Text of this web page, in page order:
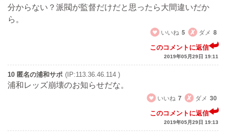
分からない？派閥が監督だけだと思ったら大間違いだか
ら。
いいね 5 ダメ 8
このコメントに返信
2019年05月29日 19:11
10 匿名の浦和サポ (IP:113.36.46.114 )
浦和レッズ崩壊のお知らせだな。
いいね 7 ダメ 30
このコメントに返信
2019年05月29日 19:13